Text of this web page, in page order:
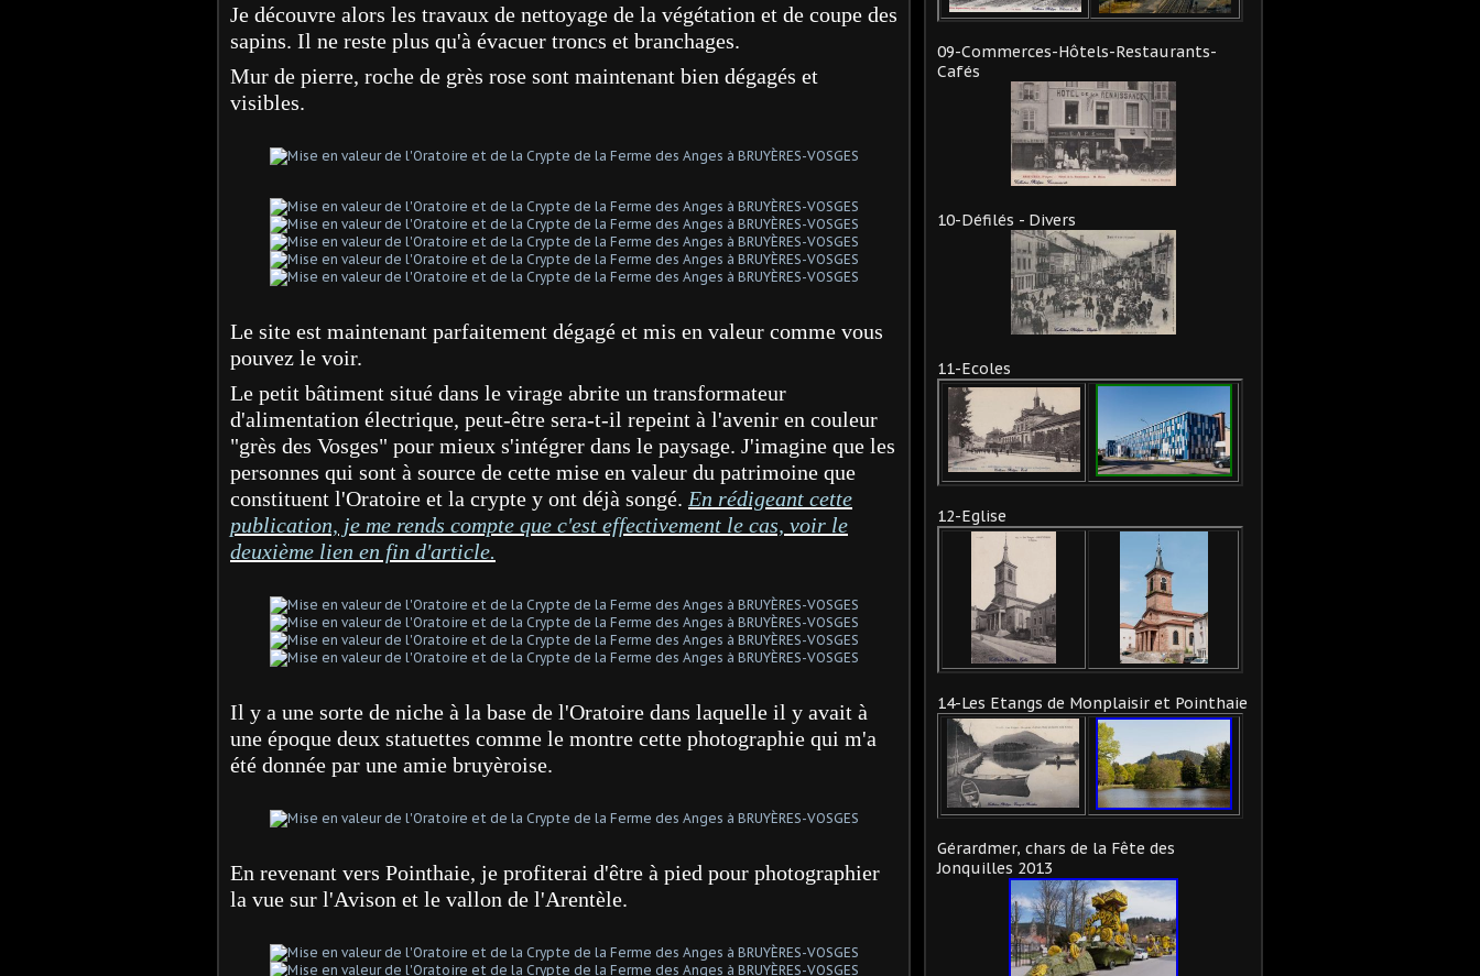
Je découvre alors les travaux de nettoyage de la végétation et de coupe des
sapins. Il ne reste plus qu'à évacuer troncs et branchages.
Mur de pierre, roche de grès rose sont maintenant bien dégagés et
visibles.
Le site est maintenant parfaitement dégagé et mis en valeur comme vous
pouvez le voir.
Le petit bâtiment situé dans le virage abrite un transformateur
d'alimentation électrique, peut-être sera-t-il repeint à l'avenir en couleur
"grès des Vosges" pour mieux s'intégrer dans le paysage. J'imagine que les
personnes qui sont à source de cette mise en valeur du patrimoine que
constituent l'Oratoire et la crypte y ont déjà songé. En rédigeant cette
publication, je me rends compte que c'est effectivement le cas, voir le
deuxième lien en fin d'article.
Il y a une sorte de niche à la base de l'Oratoire dans laquelle il y avait à
une époque deux statuettes comme le montre cette photographie qui m'a
été donnée par une amie bruyèroise.
En revenant vers Pointhaie, je profiterai d'être à pied pour photographier
la vue sur l'Avison et le vallon de l'Arentèle.
09-Commerces-Hôtels-Restaurants-
Cafés
10-Défilés - Divers
11-Ecoles
12-Eglise
14-Les Etangs de Monplaisir et Pointhaie
Gérardmer, chars de la Fête des
Jonquilles 2013